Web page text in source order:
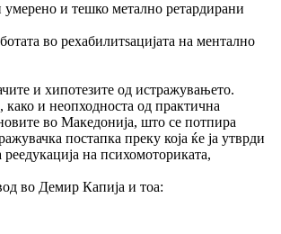
умерено и тешко метално ретардирани
во рехабилитѕацијата на ментално
и хипотезите од истражувањето.
како и неопходноста од практична
во Македонија, што се потпира
постапка преку која ќе ја утврди
на психомоториката,
во Демир Капија и тоа: